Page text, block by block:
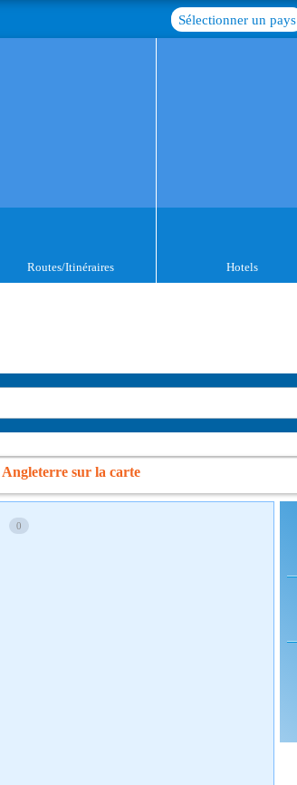
Sélectionner un pays
Routes/Itinéraires Hotels
Angleterre sur la carte
0